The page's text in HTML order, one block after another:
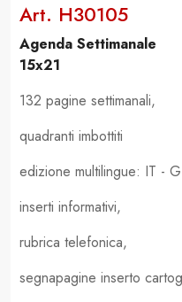
Art. H30105
Agenda Settimanale
15x21
132 pagine settimanali,
quadranti imbottiti
edizione multilingue: IT -
inserti informativi,
rubrica telefonica,
segnapagine inserto